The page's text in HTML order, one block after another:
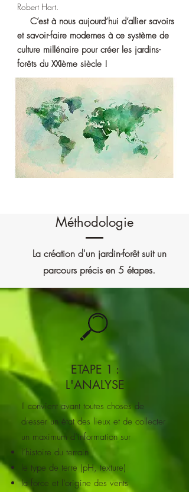
Robert Hart.
C’est à nous aujourd’hui d’allier savoirs
et savoir-faire modernes à ce système de
culture millénaire pour créer les jardins-
forêts du XXIème siècle !
Méthodologie
La création d'un jardin-forêt suit un
parcours précis en 5 étapes.
ETAPE 1 :
L'ANALYSE
Il convient avant toutes choses de
dresser un état des lieux et de collecter
un maximum d’information sur
l’histoire du terrain
le type de terre (pH, texture)
la force et l’origine des vents